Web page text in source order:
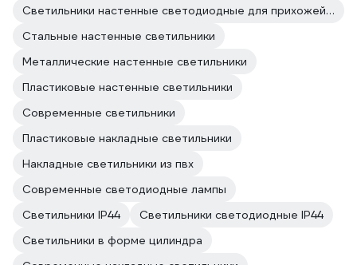
Светильники настенные светодиодные для прихожей и коридора
Стальные настенные светильники
Металлические настенные светильники
Пластиковые настенные светильники
Современные светильники
Пластиковые накладные светильники
Накладные светильники из пвх
Современные светодиодные лампы
Светильники IP44
Светильники светодиодные IP44
Светильники в форме цилиндра